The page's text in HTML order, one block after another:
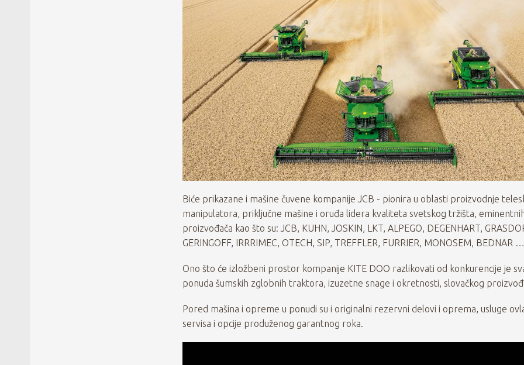
Biće prikazane i mašine čuvene kompanije JCB - pionira u oblasti proizvodnje
manipulatora, priključne mašine i oruđa lidera kvaliteta svetskog tržišta,
proizvođača kao što su: JCB, KUHN, JOSKIN, LKT, ALPEGO, DEGENHART,
GERINGOFF, IRRRIMEC, OTECH, SIP, TREFFLER, FURRIER, MONOSEM, BEDNAR …
Ono što će izložbeni prostor kompanije KITE DOO razlikovati od konkurencije je
ponuda šumskih zglobnih traktora, izuzetne snage i okretnosti, slovačkog
Pored mašina i opreme u ponudi su i originalni rezervni delovi i oprema, usluge
servisa i opcije produženog garantnog roka.